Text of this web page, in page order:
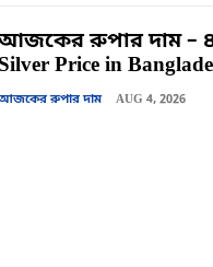
রুপার দাম –
Price in
রুপার দাম AUG 4, 2026